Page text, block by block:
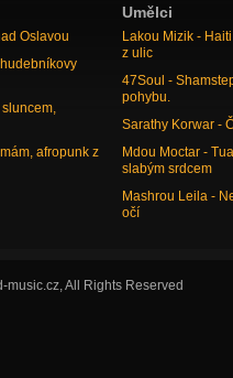
Oslavou
afropunk z
Umělci
Lakou Mizik -
z ulic
47Soul -
pohybu.
Sarathy Korwar -
Mdou Moctar -
slabým srdcem
Mashrou Leila -
očí
All Rights Reserved